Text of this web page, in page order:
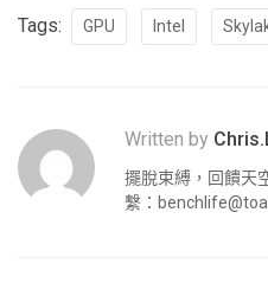
Tags: GPU Intel
Written by
擺脫束縛，回饋天
繫：